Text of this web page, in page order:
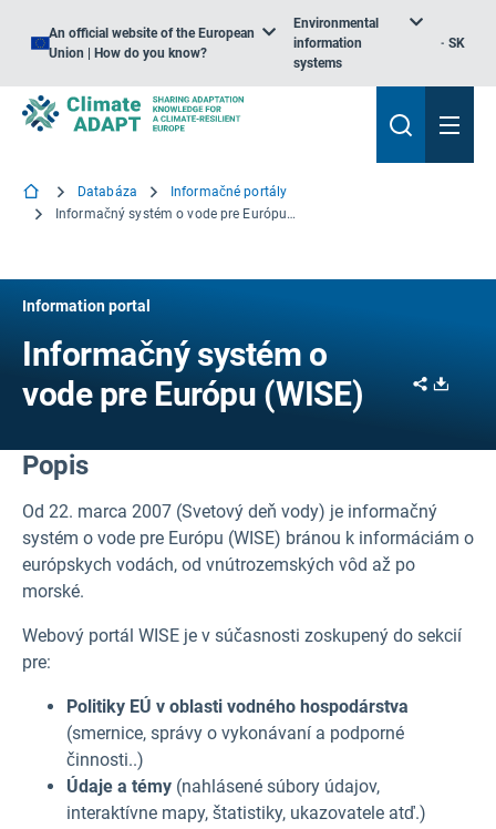
An official website of the European
Union | How do you know?
Environmental
information
systems
SK
Databáza
Informačné portály
Informačný systém o vode pre Európu (WISE)
Information portal
Informačný systém o
vode pre Európu (WISE)
Share
Popis
Od 22. marca 2007 (Svetový deň vody) je informačný
systém o vode pre Európu (WISE) bránou k informáciám o
európskych vodách, od vnútrozemských vôd až po
morské.
Webový portál WISE je v súčasnosti zoskupený do sekcií
pre:
Politiky EÚ v oblasti vodného hospodárstva
(smernice, správy o vykonávaní a podporné
činnosti..)
Údaje a témy (nahlásené súbory údajov,
interaktívne mapy, štatistiky, ukazovatele atď.)